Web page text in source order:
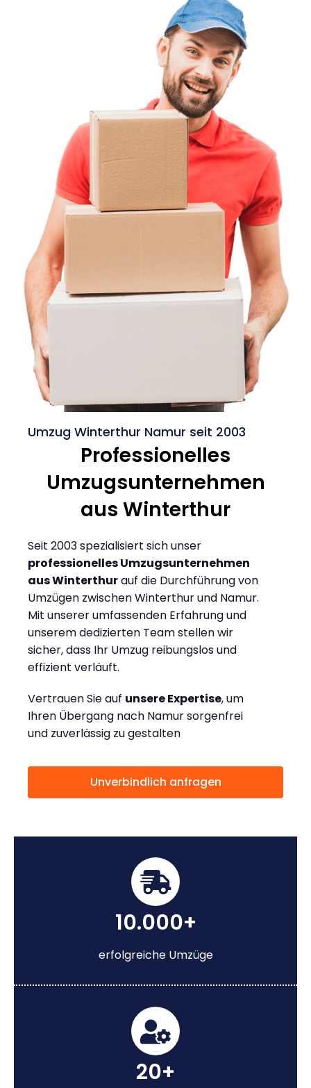
Umzug Winterthur Namur seit 2003
Professionelles
Umzugsunternehmen
aus Winterthur
Seit 2003 spezialisiert sich unser
professionelles Umzugsunternehmen
aus Winterthurauf die Durchführung von
Umzügen zwischen Winterthur und Namur.
Mit unserer umfassenden Erfahrung und
unserem dedizierten Team stellen wir
sicher, dass Ihr Umzug reibungslos und
effizient verläuft.
Vertrauen Sie auf unsere Expertise, um
Ihren Übergang nach Namur sorgenfrei
und zuverlässig zu gestalten
Unverbindlich anfragen
10.000+
erfolgreiche Umzüge
20+